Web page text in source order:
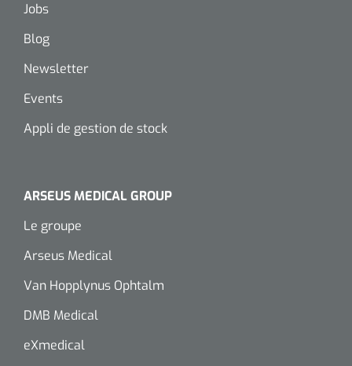
Jobs
Blog
Newsletter
Events
Appli de gestion de stock
ARSEUS MEDICAL GROUP
Le groupe
Arseus Medical
Van Hopplynus Ophtalm
DMB Medical
eXmedical